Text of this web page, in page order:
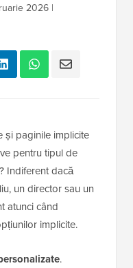
2026 |
și paginile implicite
pentru tipul de
Indiferent dacă
un director sau un
atunci când
implicite.
.